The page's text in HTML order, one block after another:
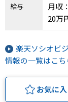
給与
月収
20万
楽天ソシオビ
情報の一覧はこち
お気に